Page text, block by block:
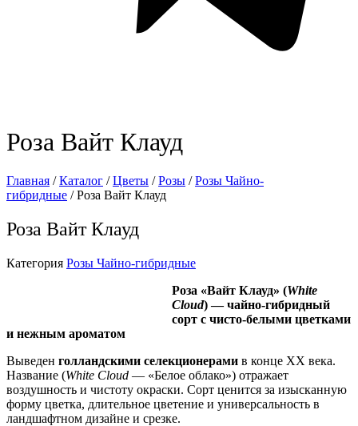
Роза Вайт Клауд
Главная /Каталог /Цветы /Розы /Розы Чайно-
гибридные / Роза Вайт Клауд
Роза Вайт Клауд
Категория Розы Чайно-гибридные
Роза «Вайт Клауд» (White
Cloud) — чайно‑гибридный
сорт с чисто‑белыми цветками
и нежным ароматом
Выведен голландскими селекционерами в конце XX века.
Название (White Cloud — «Белое облако») отражает
воздушность и чистоту окраски. Сорт ценится за изысканную
форму цветка, длительное цветение и универсальность в
ландшафтном дизайне и срезке.